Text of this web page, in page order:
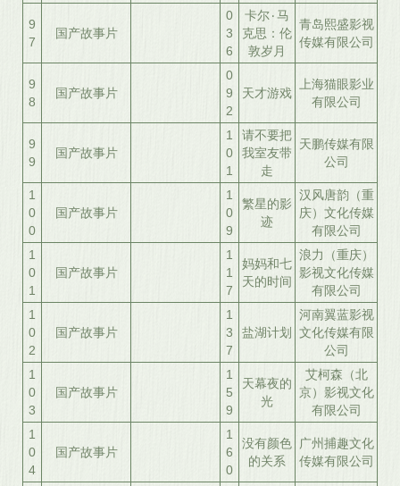
9
7
国产故事片
0
3
6
卡尔٠马
克思：伦
敦岁月
青岛熙盛影视
传媒有限公司
9
8
国产故事片
0
9
2
天才游戏
上海猫眼影业
有限公司
9
9
国产故事片
1
0
1
请不要把
我室友带
走
天鹏传媒有限
公司
1
0
0
国产故事片
1
0
9
繁星的影
迹
汉风唐韵（重
庆）文化传媒
有限公司
1
0
1
国产故事片
1
1
7
妈妈和七
天的时间
浪力（重庆）
影视文化传媒
有限公司
1
0
2
国产故事片
1
3
7
盐湖计划
河南翼蓝影视
文化传媒有限
公司
1
0
3
国产故事片
1
5
9
天幕夜的
光
艾柯森（北
京）影视文化
有限公司
1
0
4
国产故事片
1
6
0
没有颜色
的关系
广州捕趣文化
传媒有限公司